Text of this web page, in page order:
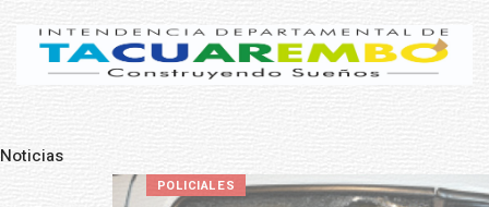
Noticias
POLICIALES